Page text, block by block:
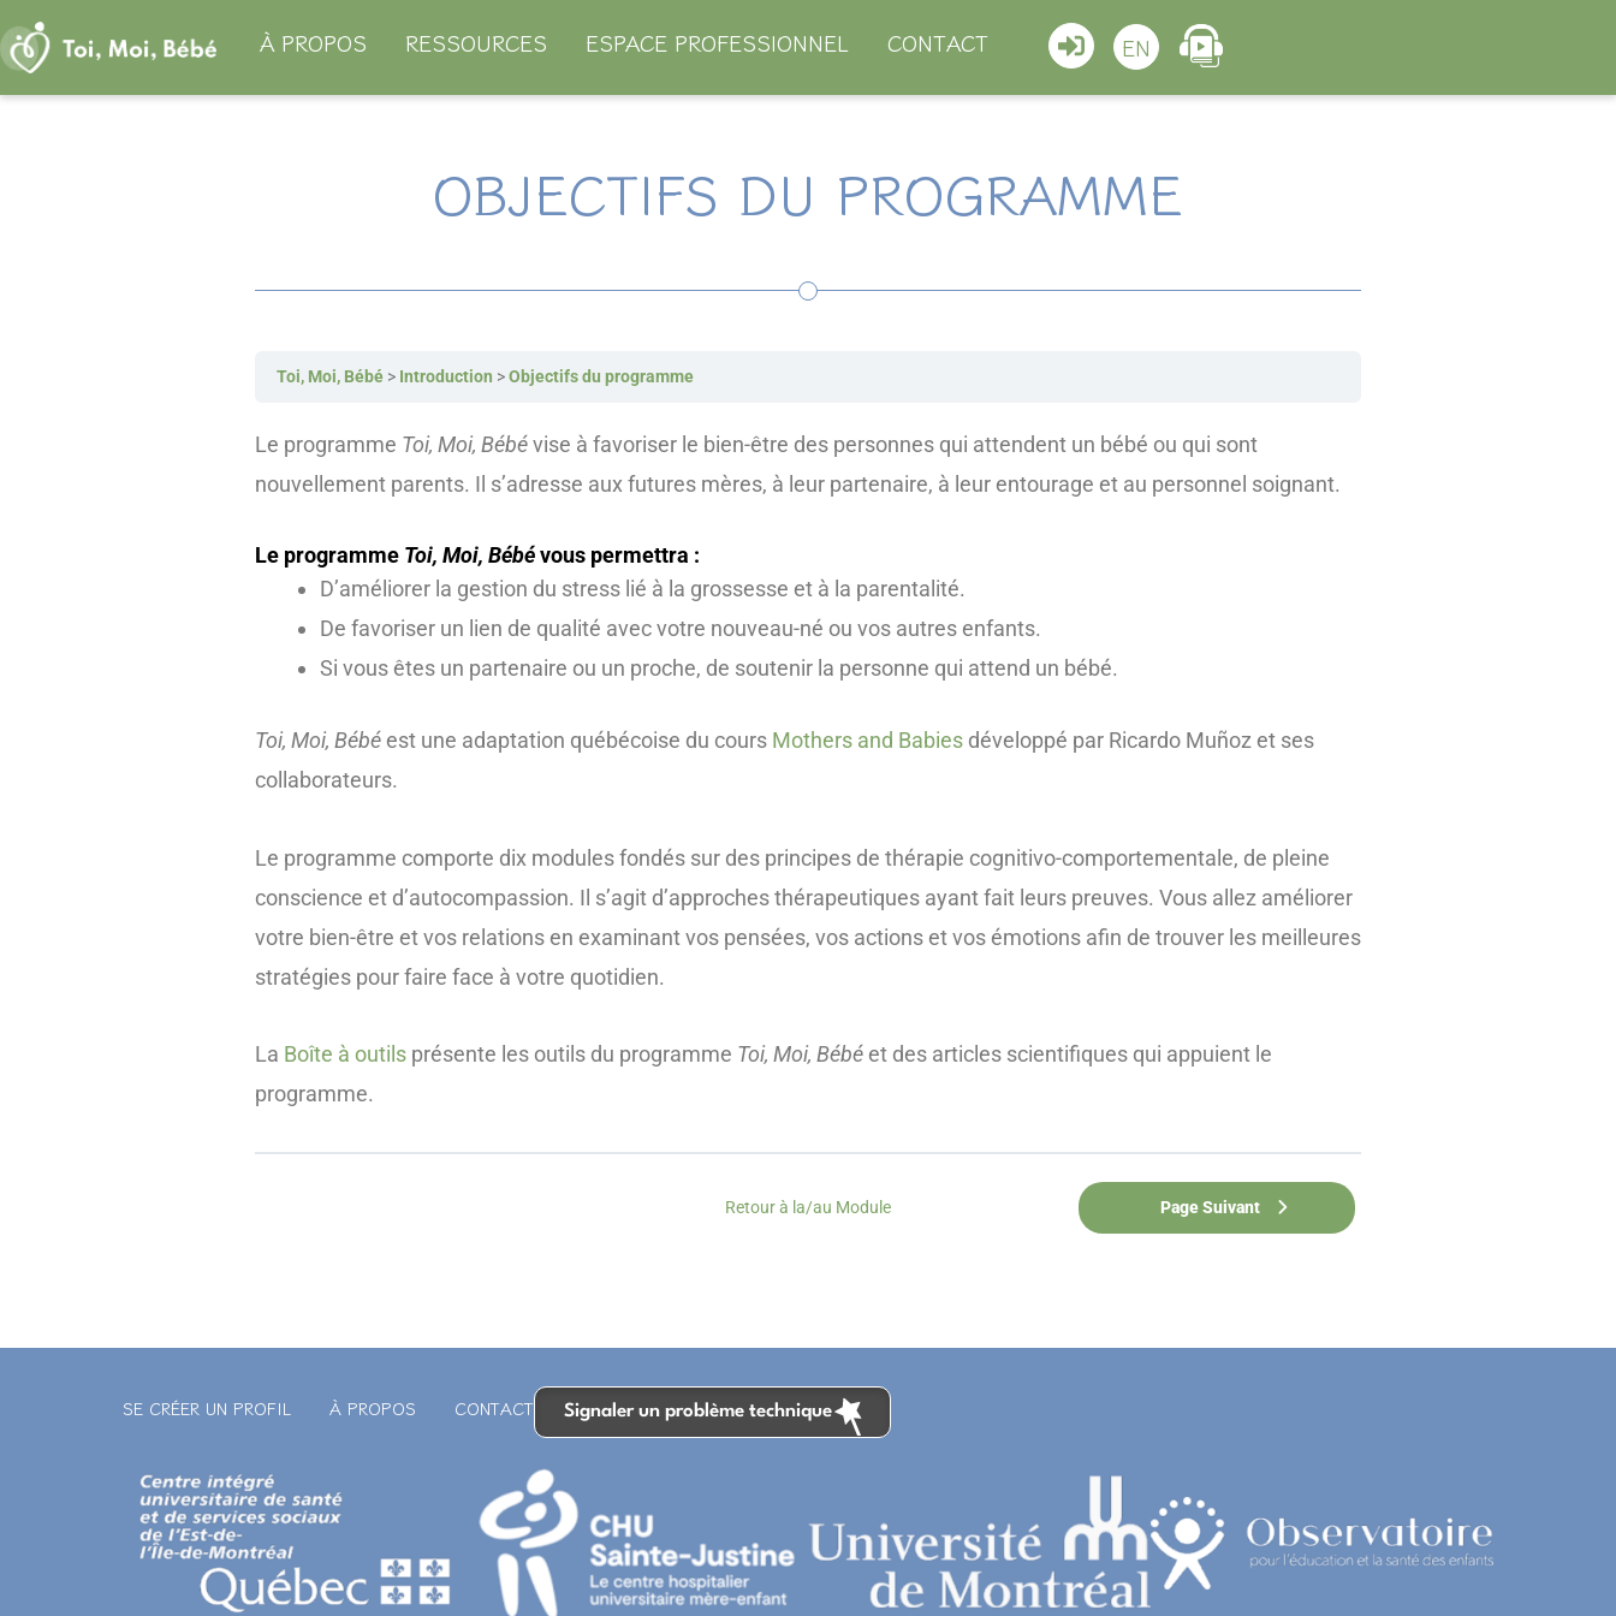
Aller
au
contenu
À PROPOS RESSOURCES ESPACE PROFESSIONNEL CONTACT EN
OBJECTIFS DU PROGRAMME
Toi, Moi, Bébé Introduction Objectifs du programme
Le programme Toi, Moi, Bébévise à favoriser le bien-être des personnes qui attendent un bébé ou qui sont
nouvellement parents. Il s’adresse aux futures mères, à leur partenaire, à leur entourage et au personnel soignant.
Le programme Toi, Moi, Bébévous permettra :
D’améliorer la gestion du stress lié à la grossesse et à la parentalité.
De favoriser un lien de qualité avec votre nouveau-né ou vos autres enfants.
Si vous êtes un partenaire ou un proche, de soutenir la personne qui attend un bébé.
Toi, Moi, Bébé est une adaptation québécoise du cours Mothers and Babies développé par Ricardo Muñoz et ses
collaborateurs.
Le programme comporte dix modules fondés sur des principes de thérapie cognitivo-comportementale, de pleine
conscience et d’autocompassion. Il s’agit d’approches thérapeutiques ayant fait leurs preuves. Vous allez améliorer
votre bien-être et vos relations en examinant vos pensées, vos actions et vos émotions afin de trouver les meilleures
stratégies pour faire face à votre quotidien.
La Boîte à outils présente les outils du programme Toi, Moi, Bébé et des articles scientifiques qui appuient le
programme.
Retour à la/au Module Page Suivant
SE CRÉER UN PROFIL À PROPOS CONTACT Signaler un problème technique